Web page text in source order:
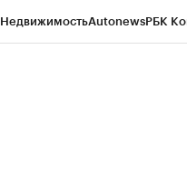
НедвижимостьAutonewsРБК